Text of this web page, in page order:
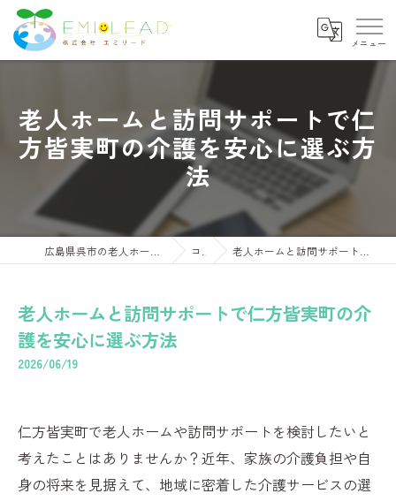
老人ホームと訪問サポートで仁
方皆実町の介護を安心に選ぶ方
法
コラム 老人ホームと訪問サポートで仁方皆実町の介護を安心に選ぶ方法
老人ホームと訪問サポートで仁方皆実町の介
護を安心に選ぶ方法
2026/06/19
仁方皆実町で老人ホームや訪問サポートを検討したいと
考えたことはありませんか？近年、家族の介護負担や自
身の将来を見据えて、地域に密着した介護サービスの選